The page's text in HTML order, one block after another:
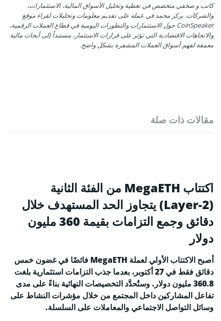
كاتب و صحفي متخصص في تغطية وتحليل الأسواق المالية، الاستثمارات،
والشركات. يركز محمد في عمله على تقديم معلومات وتحليلات لقراء موقع
CoinSpeaker حول الاستثمارات والتطورات اليومية في قطاع العملات الرقمية،
والاتجاهات الاقتصادية التي تؤثر على قرارات الاستثمار، مستنداً إلى أبحاث مالية
معمقة لفهم أسواق العملات المشفرة بشكل واضح.
مقالات ذات صلة
اكتتاب MegaETH من الفئة الثانية
(Layer-2) يتجاوز الحد المستهدف خلال
دقائق وجمع التزامات بقيمة 360 مليون
دولار
أصبح الاكتتاب الأولي لعملة MegaETH فائضًا في غضون خمس
دقائق فقط في 27 أكتوبر، بعدما جذب التزامات استثمارية بلغت
360.8 مليون دولار. وستُحدَّد التخصيصات النهائية بناءً على مدى
تفاعل المشاركين داخل المجتمع من خلال مؤشرات النشاط على
وسائل التواصل الاجتماعي والمعاملات على السلسلة.